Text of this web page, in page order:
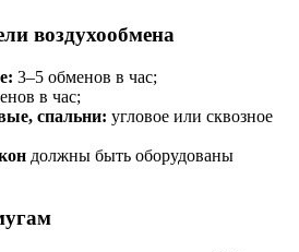
воздухообмена
3–5 обменов в час;
в час;
спальни: угловое или сквозное
должны быть оборудованы